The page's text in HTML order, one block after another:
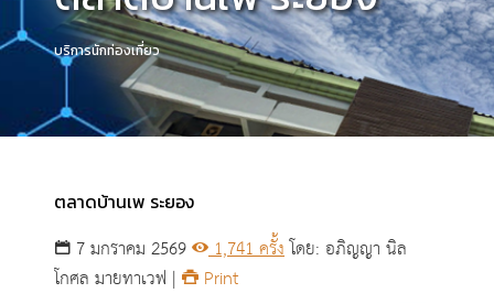
บริการนักท่องเที่ยว
ตลาดบ้านเพ ระยอง
7 มกราคม 2569 1,741 ครั้งโดย: อภิญญา นิล
โกศล มายทาเวฟ |
Print